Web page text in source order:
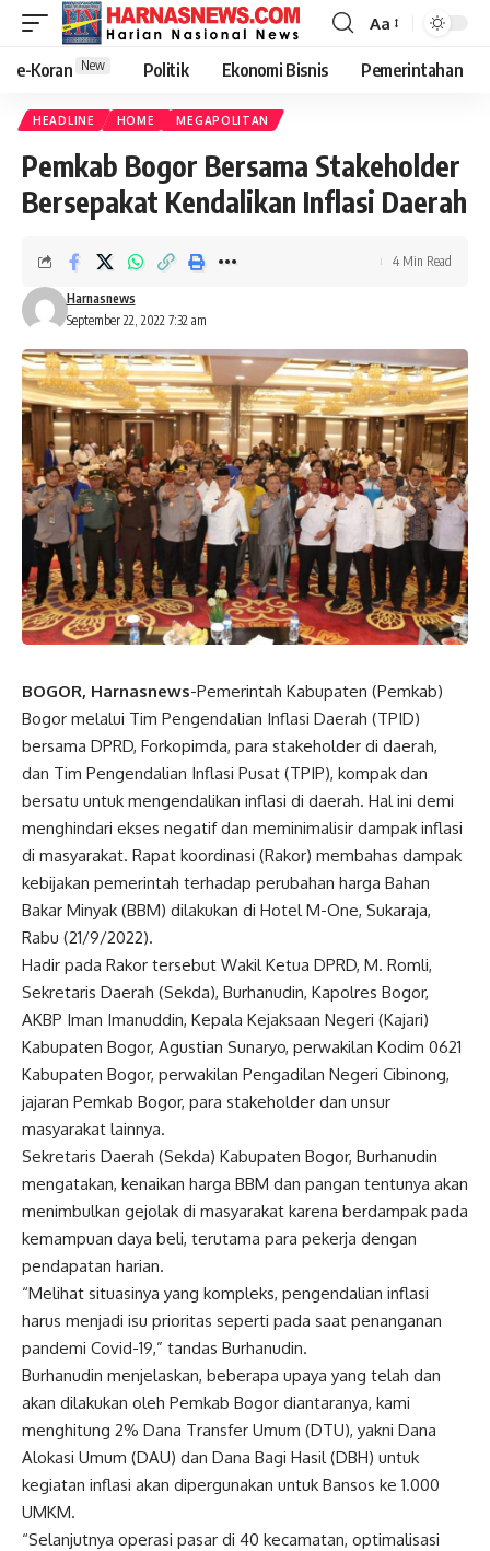
Aa
e-Koran New Politik Ekonomi Bisnis Pemerintahan
HEADLINE HOME MEGAPOLITAN
Pemkab Bogor Bersama Stakeholder
Bersepakat Kendalikan Inflasi Daerah
September 22, 2022 7:32 am
Harnasnews
4 Min Read
BOGOR, Harnasnews-Pemerintah Kabupaten (Pemkab)
Bogor melalui Tim Pengendalian Inflasi Daerah (TPID)
bersama DPRD, Forkopimda, para stakeholder di daerah,
dan Tim Pengendalian Inflasi Pusat (TPIP), kompak dan
bersatu untuk mengendalikan inflasi di daerah. Hal ini demi
menghindari ekses negatif dan meminimalisir dampak inflasi
di masyarakat. Rapat koordinasi (Rakor) membahas dampak
kebijakan pemerintah terhadap perubahan harga Bahan
Bakar Minyak (BBM) dilakukan di Hotel M-One, Sukaraja,
Rabu (21/9/2022).
Hadir pada Rakor tersebut Wakil Ketua DPRD, M. Romli,
Sekretaris Daerah (Sekda), Burhanudin, Kapolres Bogor,
AKBP Iman Imanuddin, Kepala Kejaksaan Negeri (Kajari)
Kabupaten Bogor, Agustian Sunaryo, perwakilan Kodim 0621
Kabupaten Bogor, perwakilan Pengadilan Negeri Cibinong,
jajaran Pemkab Bogor, para stakeholder dan unsur
masyarakat lainnya.
Sekretaris Daerah (Sekda) Kabupaten Bogor, Burhanudin
mengatakan, kenaikan harga BBM dan pangan tentunya akan
menimbulkan gejolak di masyarakat karena berdampak pada
kemampuan daya beli, terutama para pekerja dengan
pendapatan harian.
“Melihat situasinya yang kompleks, pengendalian inflasi
harus menjadi isu prioritas seperti pada saat penanganan
pandemi Covid-19,” tandas Burhanudin.
Burhanudin menjelaskan, beberapa upaya yang telah dan
akan dilakukan oleh Pemkab Bogor diantaranya, kami
menghitung 2% Dana Transfer Umum (DTU), yakni Dana
Alokasi Umum (DAU) dan Dana Bagi Hasil (DBH) untuk
kegiatan inflasi akan dipergunakan untuk Bansos ke 1.000
UMKM.
“Selanjutnya operasi pasar di 40 kecamatan, optimalisasi